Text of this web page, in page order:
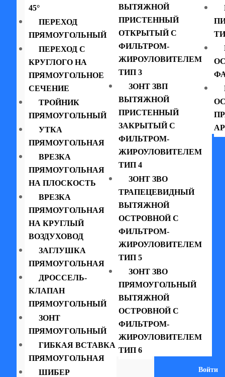
45°
ПЕРЕХОД
ПРЯМОУГОЛЬНЫЙ
ПЕРЕХОД С
КРУГЛОГО НА
ПРЯМОУГОЛЬНОЕ
СЕЧЕНИЕ
ТРОЙНИК
ПРЯМОУГОЛЬНЫЙ
УТКА
ПРЯМОУГОЛЬНАЯ
ВРЕЗКА
ПРЯМОУГОЛЬНАЯ
НА ПЛОСКОСТЬ
ВРЕЗКА
ПРЯМОУГОЛЬНАЯ
НА КРУГЛЫЙ
ВОЗДУХОВОД
ЗАГЛУШКА
ПРЯМОУГОЛЬНАЯ
ДРОССЕЛЬ-
КЛАПАН
ПРЯМОУГОЛЬНЫЙ
ЗОНТ
ПРЯМОУГОЛЬНЫЙ
ГИБКАЯ ВСТАВКА
ПРЯМОУГОЛЬНАЯ
ШИБЕР
ВЫТЯЖНОЙ
ПРИСТЕННЫЙ
ОТКРЫТЫЙ С
ФИЛЬТРОМ-
ЖИРОУЛОВИТЕЛЕМ
ТИП 3
ЗОНТ ЗВП
ВЫТЯЖНОЙ
ПРИСТЕННЫЙ
ЗАКРЫТЫЙ С
ФИЛЬТРОМ-
ЖИРОУЛОВИТЕЛЕМ
ТИП 4
ЗОНТ ЗВО
ТРАПЕЦЕВИДНЫЙ
ВЫТЯЖНОЙ
ОСТРОВНОЙ С
ФИЛЬТРОМ-
ЖИРОУЛОВИТЕЛЕМ
ТИП 5
ЗОНТ ЗВО
ПРЯМОУГОЛЬНЫЙ
ВЫТЯЖНОЙ
ОСТРОВНОЙ С
ФИЛЬТРОМ-
ЖИРОУЛОВИТЕЛЕМ
ТИП 6
Войти